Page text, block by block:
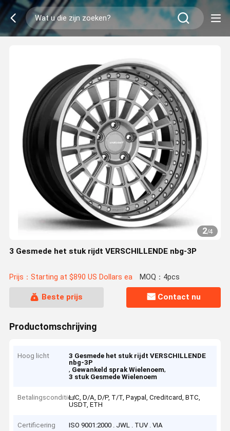
2/4
3 Gesmede het stuk rijdt VERSCHILLENDE nbg-3P
Prijs：Starting at $890 US Dollars ea MOQ：4pcs
Beste prijs Contact nu
Productomschrijving
Hoog licht
3 Gesmede het stuk rijdt VERSCHILLENDE
nbg-3P
, Gewankeld sprak Wielenoem,
3 stuk Gesmede Wielenoem
BetalingsconditiesL/C, D/A, D/P, T/T, Paypal, Creditcard, BTC,
USDT, ETH
Certificering ISO 9001:2000 . JWL . TUV . VIA